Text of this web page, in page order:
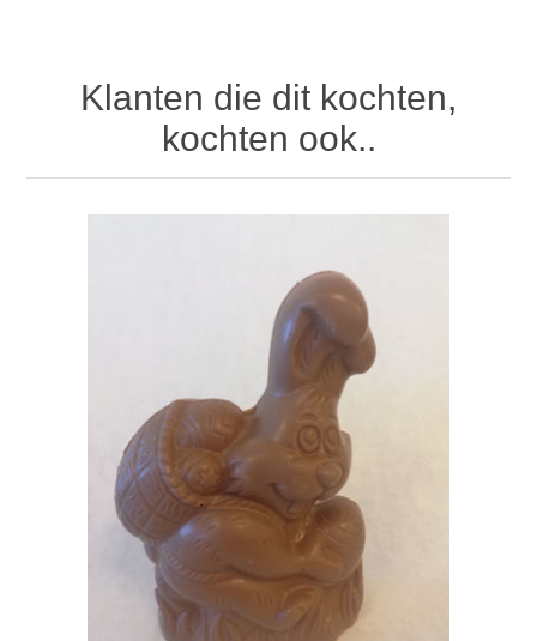
Klanten die dit kochten,
kochten ook..